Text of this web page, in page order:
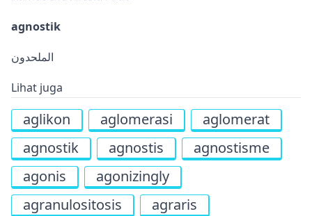
agnostik
الملحدون
Lihat juga
aglikon aglomerasi
aglomerat
agnostik
agnostis
agnostisme
agonis
agonizingly
agranulositosis
agraris